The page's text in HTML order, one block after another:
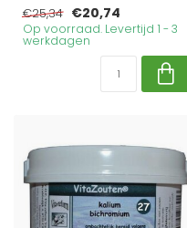
€25,34 €20,74
Op voorraad. Levertijd 1 - 3
werkdagen